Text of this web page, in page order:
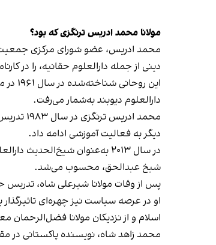
مولانا محمد ادریس ترنگزی که بود؟
محمد ادریس، عضو شورای مرکزی جمعیت
دینی از جمله دارالعلوم حقانیه، را در
این
دارالعلوم دیوبند به‌شمار می‌رفت.
محمد
دیگر به فعالیت آموزشی ادامه داد.
در سال ۲۰۱۳ به‌عنوان
شیخ عبدالحق، محسوب می‌شد.
پس از وفات مولانا شیرعلی شاه، تدریس
اسلام و از نزدیکان مولانا
محمد زاهد شاه، نویسنده پاکستانی در